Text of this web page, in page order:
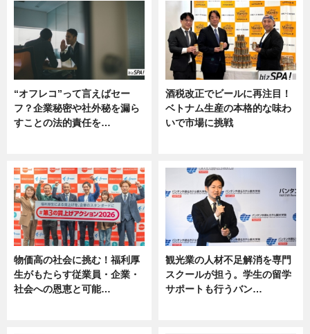
“オフレコ”って言えばセー
フ？企業秘密や社外秘を漏ら
すことの法的責任を…
酒税改正でビールに再注目！
ベトナム生産の本格的な味わ
いで市場に挑戦
物価高の社会に挑む！福利厚
生がもたらす従業員・企業・
社会への恩恵と可能…
観光業の人材不足解消を専門
スクールが担う。学生の留学
サポートも行うバン…